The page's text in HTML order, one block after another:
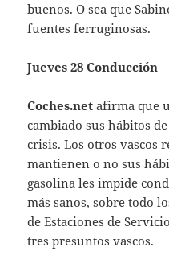
buenos. O sea que
fuentes ferruginosas.
Jueves 28 Conducción
Coches.net afirma que
cambiado sus hábitos
crisis. Los otros vascos
mantienen o no sus
gasolina les impide
más sanos, sobre todo
de Estaciones de
tres presuntos vascos.